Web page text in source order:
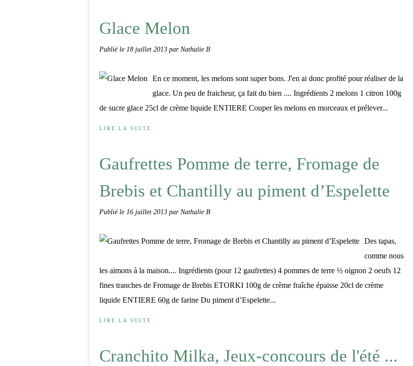
Glace Melon
Publié le 18 juillet 2013 par Nathalie B
En ce moment, les melons sont super bons. J'en ai donc profité pour réaliser de la
glace. Un peu de fraicheur, ça fait du bien .... Ingrédients 2 melons 1 citron 100g
de sucre glace 25cl de crème liquide ENTIERE Couper les melons en morceaux et prélever...
LIRE LA SUITE
Gaufrettes Pomme de terre, Fromage de
Brebis et Chantilly au piment d’Espelette
Publié le 16 juillet 2013 par Nathalie B
Des tapas,
comme nous
les aimons à la maison.... Ingrédients (pour 12 gaufrettes) 4 pommes de terre ½ oignon 2 oeufs 12
fines tranches de Fromage de Brebis ETORKI 100g de crème fraîche épaisse 20cl de crème
liquide ENTIERE 60g de farine Du piment d’Espelette...
LIRE LA SUITE
Cranchito Milka, Jeux-concours de l'été ...